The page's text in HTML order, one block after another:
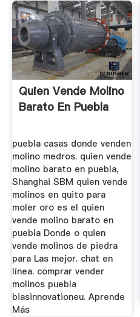
Quien Vende Molino
Barato En Puebla
puebla casas donde venden
molino medros. quien vende
molino barato en puebla,
Shanghai SBM quien vende
molinos en quito para
moler oro es el quien
vende molino barato en
puebla Donde o quien
vende molinos de piedra
para Las mejor. chat en
línea. comprar vender
molinos puebla
biasinnovationeu. Aprende
Más